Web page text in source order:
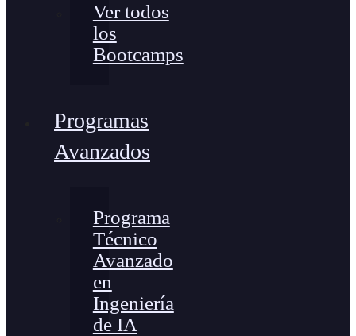
Ver todos
los
Bootcamps
Programas
Avanzados
Programa
Técnico
Avanzado
en
Ingeniería
de IA